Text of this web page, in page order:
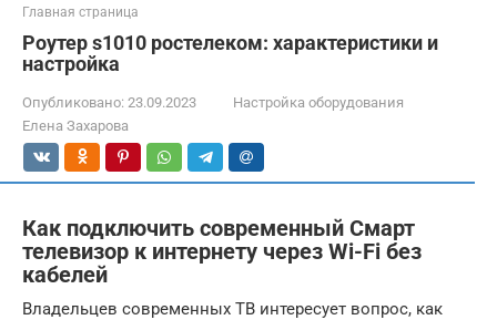
Главная страница
Роутер s1010 ростелеком: характеристики и
настройка
Опубликовано: 23.09.2023
Настройка оборудования
Елена Захарова
Как подключить современный Смарт
телевизор к интернету через Wi-Fi без
кабелей
Владельцев современных ТВ интересует вопрос, как